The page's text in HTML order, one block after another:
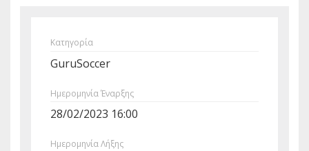
Κατηγορία
GuruSoccer
Ημερομηνία Έναρξης
28/02/2023 16:00
Ημερομηνία Λήξης